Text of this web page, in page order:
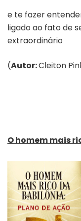
e te fazer
ligado ao fato de
extraordinário
(Autor:Cleiton
O homem mais